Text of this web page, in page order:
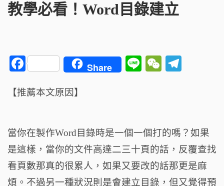
教學必看！Word目錄建立
F
c
b
o
o
k
Share
Li W
a
t
ra
m
【推薦本文原因】
當你在製作Word目錄時是一個一個打的嗎？如果
是這樣，當你的文件高達二三十頁的話，反覆查找
看頁數那真的很累人，如果又要改的話那更是麻
煩。不過另一種狀況則是會建立目錄，但又覺得預